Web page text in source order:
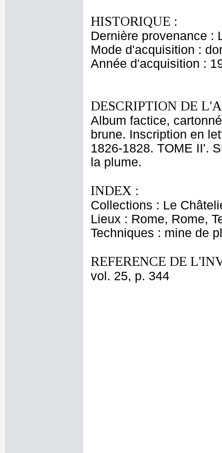
HISTORIQUE :
Dernière provenance :
Mode d'acquisition :
Année d'acquisition :
DESCRIPTION DE
Album factice,
brune. Inscription en
1826-1828. TOME II'.
la plume.
INDEX :
Collections : Le
Lieux : Rome, Rome,
Techniques : mine de
REFERENCE DE
vol. 25, p. 344